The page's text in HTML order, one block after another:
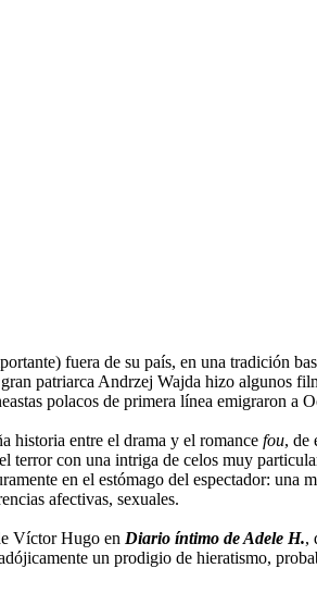
fuera de su país, en una tradición
patriarca Andrzej Wajda hizo algunos
polacos de primera línea emigraron a
historia entre el drama y el romance fou, de
terror con una intriga de celos muy
en el estómago del espectador: una
afectivas, sexuales.
Víctor Hugo en Diario íntimo de Adele H.,
un prodigio de hieratismo,